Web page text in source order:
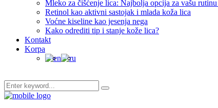
Mleko za čišćenje lica: Najbolja opcija za vašu rutinu
Retinol kao aktivni sastojak i mlada koža lica
Voćne kiseline kao jesenja nega
Kako odrediti tip i stanje kože lica?
Kontakt
Korpa